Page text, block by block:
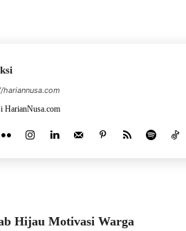
HarianNusa.com
Hijau Motivasi Warga